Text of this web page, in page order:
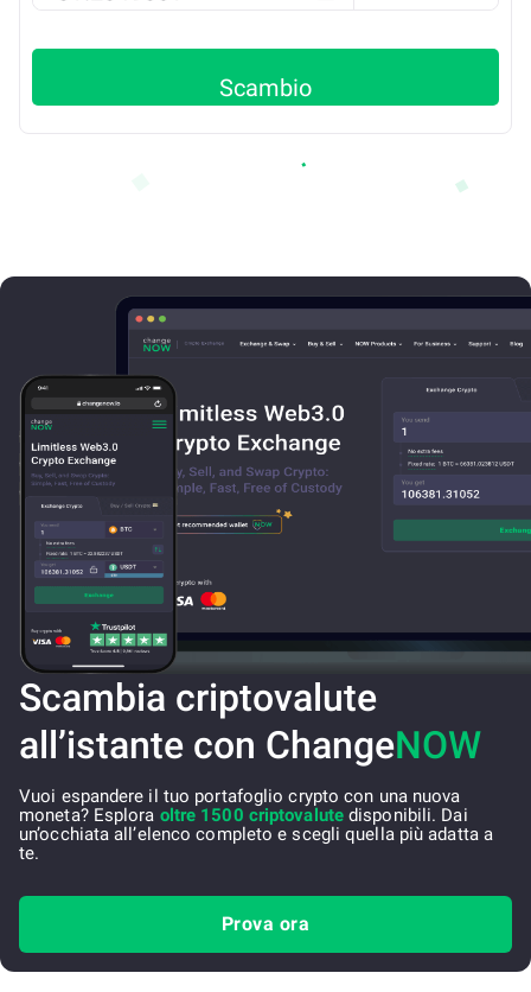
Scambio
Scambia criptovalute
all’istante con ChangeNOW
Vuoi espandere il tuo portafoglio crypto con una nuova
moneta? Esplora oltre 1500 criptovalutedisponibili. Dai
un’occhiata all’elenco completo e scegli quella più adatta a
te.
Prova ora